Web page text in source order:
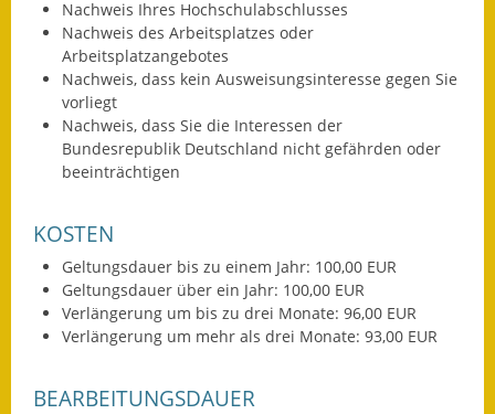
Nachweis Ihres Hochschulabschlusses
Nachweis des Arbeitsplatzes oder
Arbeitsplatzangebotes
Nachweis, dass kein Ausweisungsinteresse gegen Sie
vorliegt
Nachweis, dass Sie die Interessen der
Bundesrepublik Deutschland nicht gefährden oder
beeinträchtigen
KOSTEN
Geltungsdauer bis zu einem Jahr: 100,00 EUR
Geltungsdauer über ein Jahr: 100,00 EUR
Verlängerung um bis zu drei Monate: 96,00 EUR
Verlängerung um mehr als drei Monate: 93,00 EUR
BEARBEITUNGSDAUER